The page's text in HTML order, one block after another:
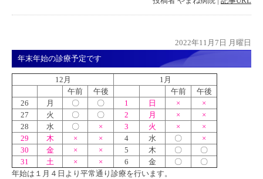
2022年11月7日 月曜日
年末年始の診療予定です
12月
1月
午前
午後 午前
午後
26
月 〇 〇 1 日 ×
×
27
火 〇 〇 2 月 ×
×
28
水 〇 × 3 火 ×
×
29
木 × × 4 水 〇
×
30
金 × × 5 木 〇
〇
31
土 × × 6 金 〇
〇
年始は１月４日より平常通り診療を行います。